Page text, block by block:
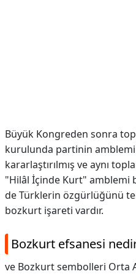
Büyük Kongreden sonra
kurulunda partinin
kararlaştırılmış ve aynı
"Hilâl İçinde Kurt" amblemi
de Türklerin özgürlüğünü
bozkurt işareti vardır.
Bozkurt efsanesi
ve Bozkurt sembolleri Orta